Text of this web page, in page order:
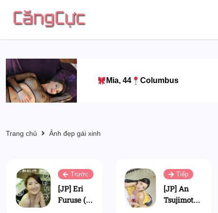
Mia, 44 Columbus
Trang chủ Ảnh đẹp gái xinh
Trước
[JP] Eri
Furuse (古
Tiếp
[JP] An
Tsujimoto